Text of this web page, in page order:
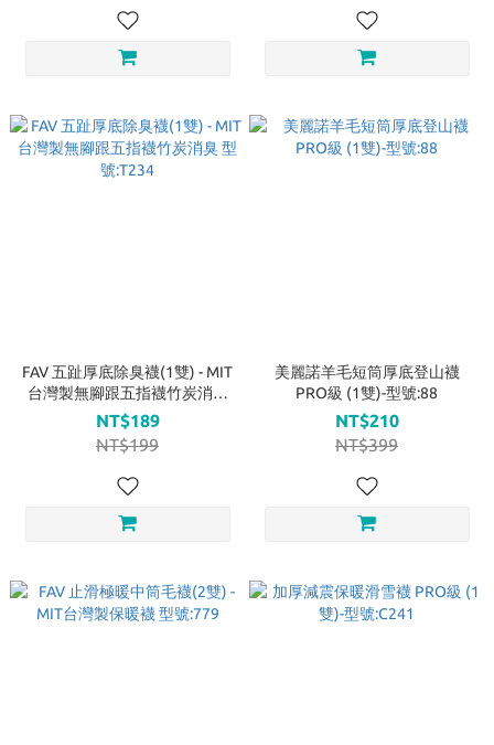
FAV 五趾厚底除臭襪(1雙) - MIT
台灣製無腳跟五指襪竹炭消臭
型號:T234
NT$189
NT$199
美麗諾羊毛短筒厚底登山襪
PRO級 (1雙)-型號:88
NT$210
NT$399